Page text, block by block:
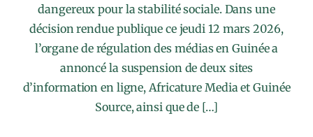
dangereux pour la stabilité sociale. Dans une
décision rendue publique ce jeudi 12 mars 2026,
l’organe de régulation des médias en Guinée a
annoncé la suspension de deux sites
d’information en ligne, Africature Media et Guinée
Source, ainsi que de […]